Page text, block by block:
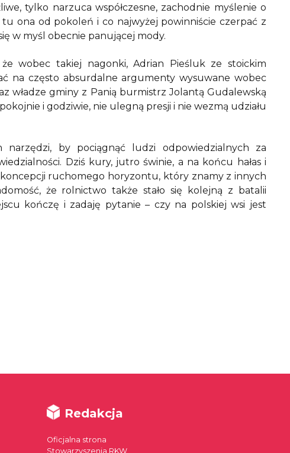
tylko narzuca współczesne, zachodnie myślenie o
ona od pokoleń i co najwyżej powinniście czerpać z
w myśl obecnie panującej mody.
wobec takiej nagonki, Adrian Pieśluk ze stoickim
na często absurdalne argumenty wysuwane wobec
władze gminy z Panią burmistrz Jolantą Gudalewską
i godziwie, nie ulegną presji i nie wezmą udziału
by pociągnąć ludzi odpowiedzialnych za
Dziś kury, jutro świnie, a na końcu hałas i
ruchomego horyzontu, który znamy z innych
że rolnictwo także stało się kolejną z batalii
kończę i zadaję pytanie – czy na polskiej wsi jest
Redakcja
Oficjalna strona
Stowarzyszenia RKW